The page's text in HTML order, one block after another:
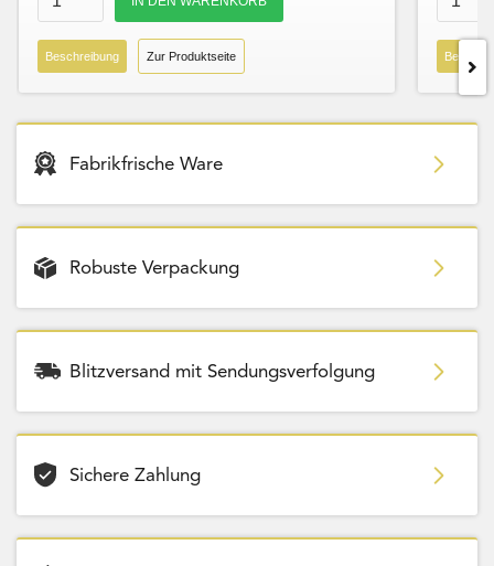
Beschreibung Zur Produktseite
Fabrikfrische Ware
Robuste Verpackung
Blitzversand mit Sendungsverfolgung
Sichere Zahlung